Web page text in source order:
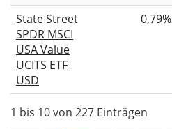
State Street
SPDR MSCI
USA Value
UCITS ETF
USD
0,79%
1 bis 10 von 227 Einträgen